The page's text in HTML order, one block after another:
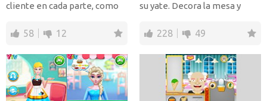
cliente en cada parte, como
58 12
su yate. Decora la mesa y
228 49